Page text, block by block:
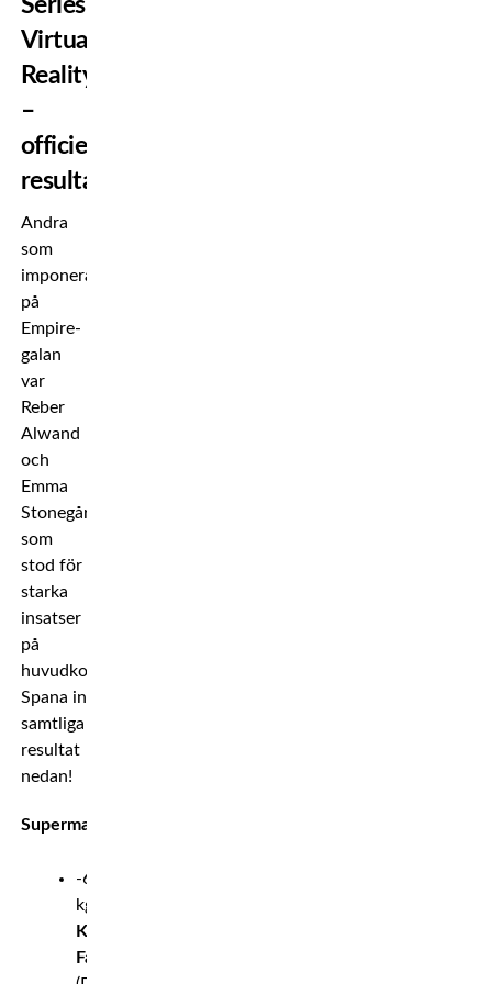
Virtual
Reality
–
officiella
resultat
Andra
som
imponerade
på
Empire-
galan
var
Reber
Alwand
och
Emma
Stonegård,
som
stod för
starka
insatser
på
huvudkortet.
Spana in
samtliga
resultat
nedan!
Supermatcher:
-63,5
kg:
Kim
Falk